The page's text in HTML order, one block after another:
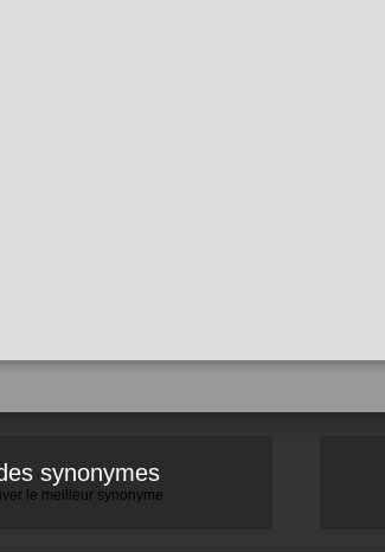
synonymes
le meilleur synonyme